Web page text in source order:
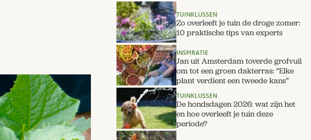
TUINKLUSSEN
Zo overleeft je tuin de droge zomer:
10 praktische tips van experts
INSPIRATIE
Jan uit Amsterdam toverde grofvuil
om tot een groen dakterras: “Elke
plant verdient een tweede kans”
TUINKLUSSEN
De hondsdagen 2026: wat zijn het
en hoe overleeft je tuin deze
periode?